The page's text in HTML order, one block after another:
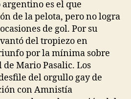
argentino es el que
de la pelota, pero no logra
de gol. Por su
del tropiezo en
por la mínima sobre
de Mario Pasalic. Los
del orgullo gay de
con Amnistía